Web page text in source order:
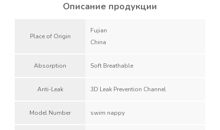
Описание продукции
Place of Origin
Fujian
China
Absorption Soft Breathable
Anti-Leak 3D Leak Prevention Channel
Model Number swim nappy